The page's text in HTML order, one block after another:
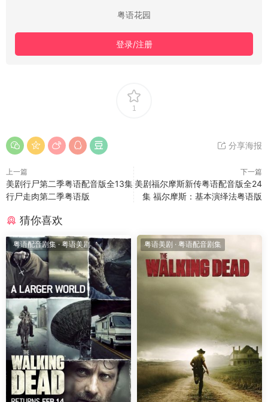
粤语花园
登录/注册
1
分享海报
上一篇
美剧行尸第二季粤语配音版全13集
行尸走肉第二季粤语版
下一篇
美剧福尔摩斯新传粤语配音版全24
集 福尔摩斯：基本演绎法粤语版
猜你喜欢
粤语配音剧集·粤语美剧 粤语美剧 · 粤语配音剧集